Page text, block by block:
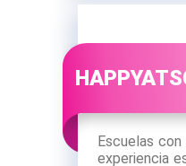
Escuelas con
experiencia